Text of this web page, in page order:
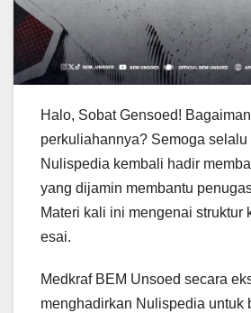
Halo, Sobat Gensoed!
perkuliahannya? Semoga selalu
Nulispedia kembali hadir
yang dijamin membantu
Materi kali ini mengenai struktur
esai.
Medkraf BEM Unsoed secara
menghadirkan Nulispedia untuk